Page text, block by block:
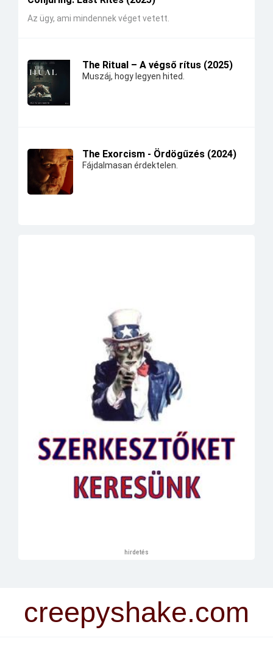
Az ügy, ami mindennek véget vetett.
The Ritual – A végső rítus (2025)
Muszáj, hogy legyen hited.
The Exorcism - Ördögűzés (2024)
Fájdalmasan érdektelen.
hirdetés
creepyshake.com